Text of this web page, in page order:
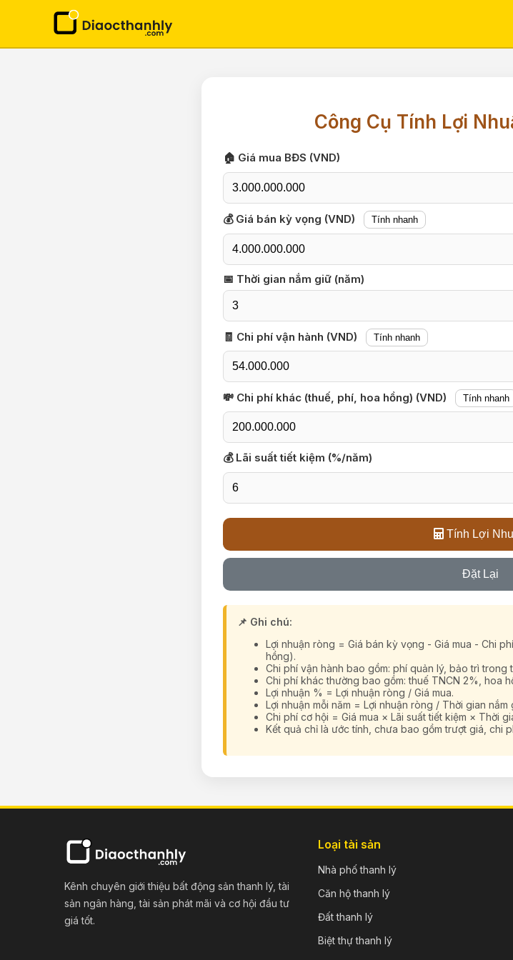
Công Cụ Tính Lợi
🏠 Giá mua BĐS (VND)
💰 Giá bán kỳ vọng (VND) Tính nhanh
📅 Thời gian nắm giữ (năm)
🧾 Chi phí vận hành (VND) Tính nhanh
💸 Chi phí khác (thuế, phí, hoa hồng) (VND) Tính nhanh
💰 Lãi suất tiết kiệm (%/năm)
Tính Lợi
Đặt Lại
📌 Ghi chú:
Lợi nhuận ròng = Giá bán kỳ vọng - Giá mua - Chi
hồng).
Chi phí vận hành bao gồm: phí quản lý, bảo trì trong
Chi phí khác thường bao gồm: thuế TNCN 2%, hoa
Lợi nhuận % = Lợi nhuận ròng / Giá mua.
Lợi nhuận mỗi năm = Lợi nhuận ròng / Thời gian nắm
Chi phí cơ hội = Giá mua × Lãi suất tiết kiệm × Thời
Kết quả chỉ là ước tính, chưa bao gồm trượt giá, chi
Kênh chuyên giới thiệu bất động sản thanh lý, tài
sản ngân hàng, tài sản phát mãi và cơ hội đầu tư
giá tốt.
Loại tài sản
Nhà phố thanh lý
Căn hộ thanh lý
Đất thanh lý
Biệt thự thanh lý